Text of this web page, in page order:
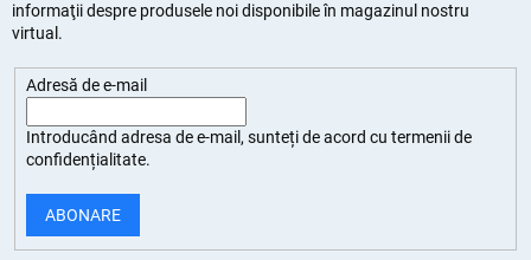
informaţii despre produsele noi disponibile în magazinul nostru
virtual.
Adresă de e-mail
Introducând adresa de e-mail, sunteți deacord cu termenii de
confidențialitate.
ABONARE